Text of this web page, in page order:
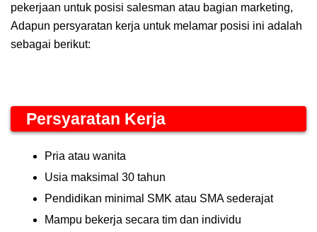
pekerjaan untuk posisi salesman atau bagian marketing,
Adapun persyaratan kerja untuk melamar posisi ini adalah
sebagai berikut:
Persyaratan Kerja
Pria atau wanita
Usia maksimal 30 tahun
Pendidikan minimal SMK atau SMA sederajat
Mampu bekerja secara tim dan individu